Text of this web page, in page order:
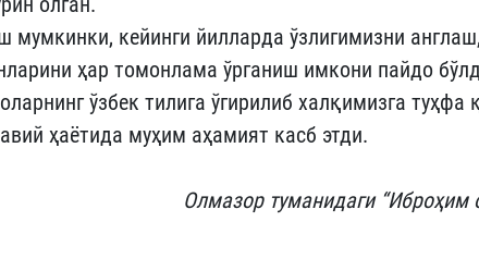
мумкинки, кейинги йилларда ўзлигимизни
ҳар томонлама ўрганиш имкони пайдо
ўзбек тилига ўгирилиб халқимизга
ҳаётида муҳим аҳамият касб этди.
Олмазор туманидаги